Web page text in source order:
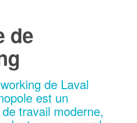
de
de Laval
est un
travail moderne,